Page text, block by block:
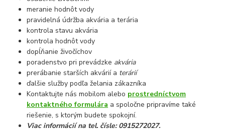
meranie hodnôt vody
pravidelná údržba akvária a terária
kontrola stavu akvária
kontrola hodnôt vody
dopĺňanie živočíchov
poradenstvo pri prevádzke akvária
prerábanie starších akvárií a terárií
ďalšie služby podľa želania zákazníka
Kontaktujte nás mobilom alebo prostredníctvom
kontaktného formulára a spoločne pripravíme také
riešenie, s ktorým budete spokojní.
Viac informácií na tel. čísle: 0915272027.